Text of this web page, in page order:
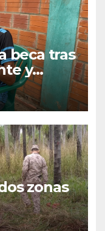
beca tras
y
para
zonas